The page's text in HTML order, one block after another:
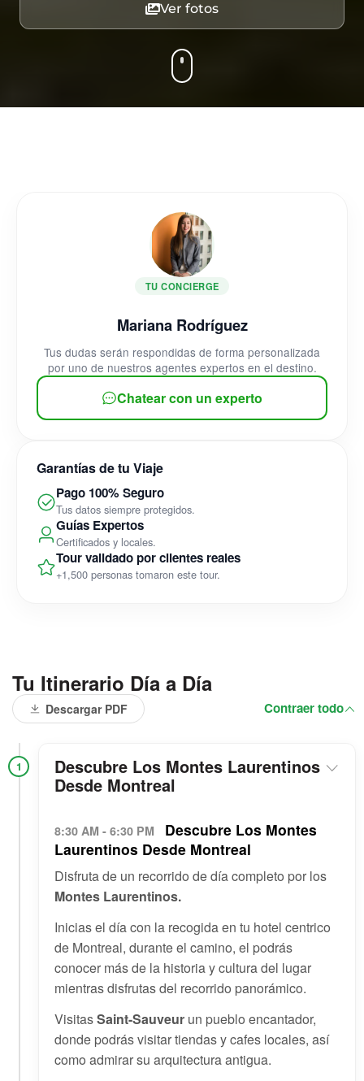
Ver fotos
Tu Itinerario Día a Día
Descargar PDF Contraer todo
1 Descubre Los Montes Laurentinos
Desde Montreal
8:30 AM - 6:30 PM
Descubre Los Montes
Laurentinos Desde Montreal
Disfruta de un recorrido de día completo por los
Montes Laurentinos.
Inicias el día con la recogida en tu hotel centrico
de Montreal, durante el camino, el podrás
conocer más de la historia y cultura del lugar
mientras disfrutas del recorrido panorámico.
VisitasSaint-Sauveur un pueblo encantador,
donde podrás visitar tiendas y cafes locales, así
como admirar su arquitectura antigua.
TU CONCIERGE
Mariana Rodríguez
Tus dudas serán respondidas de forma personalizada
por uno de nuestros agentes expertos en el destino.
Chatear con un experto
Garantías de tu Viaje
Pago 100% Seguro
Tus datos siempre protegidos.
Guías Expertos
Certificados y locales.
Tour validado por clientes reales
+1,500 personas tomaron este tour.